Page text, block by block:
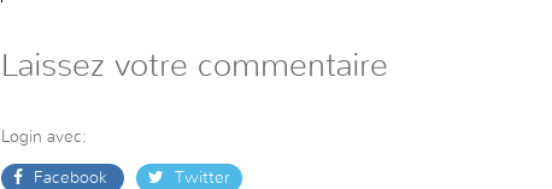
Laissez votre commentaire
Login avec:
Facebook Twitter